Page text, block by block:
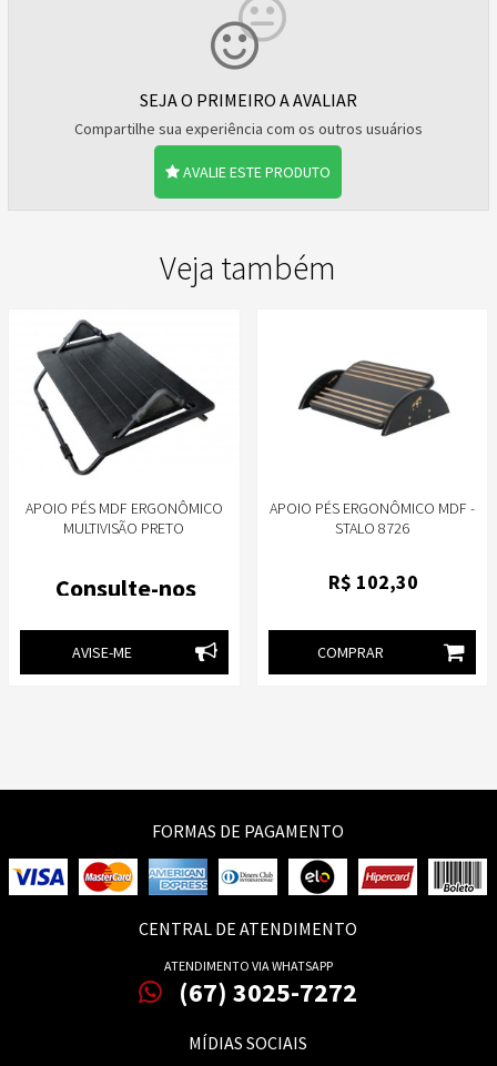
SEJA O PRIMEIRO A AVALIAR
Compartilhe sua experiência com os outros usuários
AVALIE ESTE PRODUTO
Veja também
APOIO PÉS MDF ERGONÔMICO
MULTIVISÃO PRETO
Consulte-nos
AVISE-ME
APOIO PÉS ERGONÔMICO MDF -
STALO 8726
R$ 102,30
COMPRAR
FORMAS DE PAGAMENTO
CENTRAL DE ATENDIMENTO
ATENDIMENTO VIA WHATSAPP
(67) 3025-7272
MÍDIAS SOCIAIS